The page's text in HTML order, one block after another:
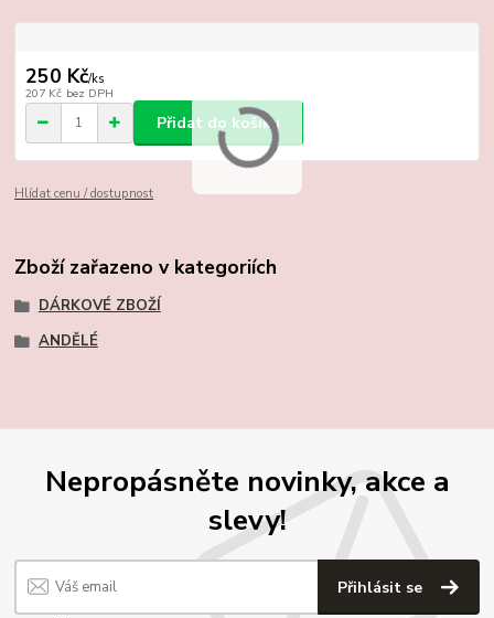
250 Kč/ks
207 Kč bez DPH
Přidat do košíku
Hlídat cenu / dostupnost
Zboží zařazeno v kategoriích
DÁRKOVÉ ZBOŽÍ
ANDĚLÉ
Nepropásněte novinky, akce a
slevy!
Přihlásit se